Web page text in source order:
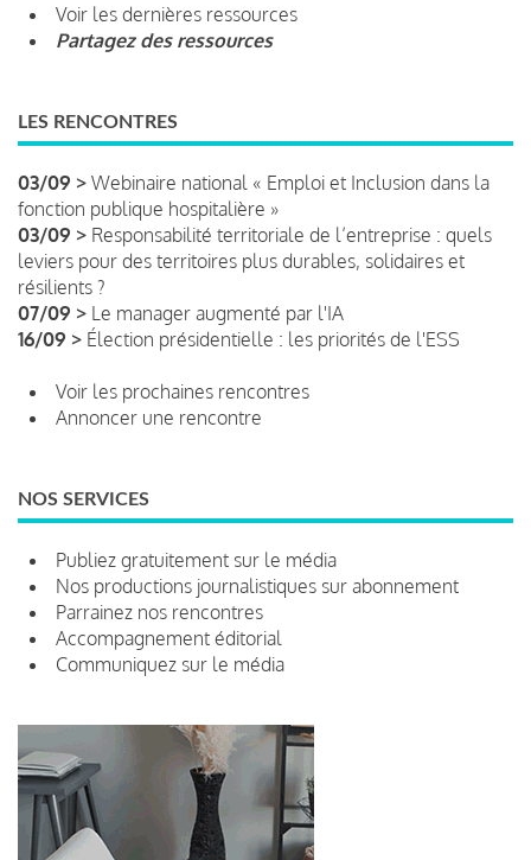
Voir les dernières ressources
Partagez des ressources
LES RENCONTRES
03/09 > Webinaire national « Emploi et Inclusion dans la
fonction publique hospitalière »
03/09 > Responsabilité territoriale de l’entreprise : quels
leviers pour des territoires plus durables, solidaires et
résilients ?
07/09 > Le manager augmenté par l'IA
16/09 > Élection présidentielle : les priorités de l'ESS
Voir les prochaines rencontres
Annoncer une rencontre
NOS SERVICES
Publiez gratuitement sur le média
Nos productions journalistiques sur abonnement
Parrainez nos rencontres
Accompagnement éditorial
Communiquez sur le média